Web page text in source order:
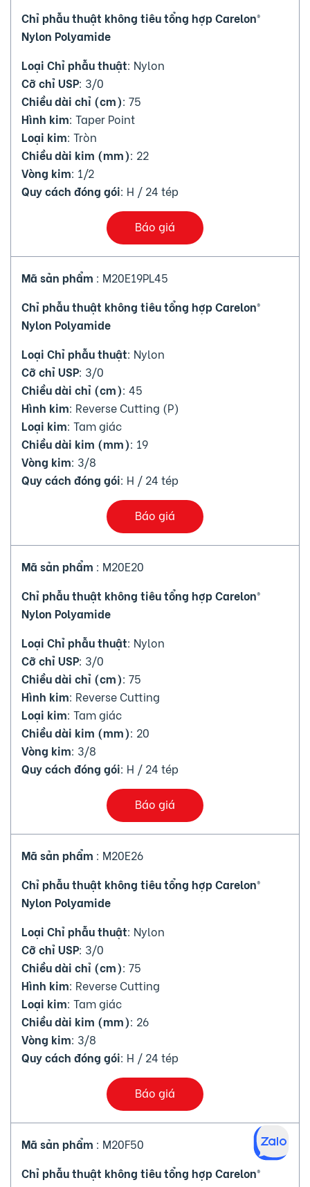
Chỉ phẫu thuật không tiêu tổng hợp Carelon®
Nylon Polyamide
Loại Chỉ phẫu thuật: Nylon
Cỡ chỉ USP: 3/0
Chiều dài chỉ (cm): 75
Hình kim: Taper Point
Loại kim: Tròn
Chiều dài kim (mm): 22
Vòng kim: 1/2
Quy cách đóng gói: H / 24 tép
Báo giá
Mã sản phẩm : M20E19PL45
Chỉ phẫu thuật không tiêu tổng hợp Carelon®
Nylon Polyamide
Loại Chỉ phẫu thuật: Nylon
Cỡ chỉ USP: 3/0
Chiều dài chỉ (cm): 45
Hình kim: Reverse Cutting (P)
Loại kim: Tam giác
Chiều dài kim (mm): 19
Vòng kim: 3/8
Quy cách đóng gói: H / 24 tép
Báo giá
Mã sản phẩm : M20E20
Chỉ phẫu thuật không tiêu tổng hợp Carelon®
Nylon Polyamide
Loại Chỉ phẫu thuật: Nylon
Cỡ chỉ USP: 3/0
Chiều dài chỉ (cm): 75
Hình kim: Reverse Cutting
Loại kim: Tam giác
Chiều dài kim (mm): 20
Vòng kim: 3/8
Quy cách đóng gói: H / 24 tép
Báo giá
Mã sản phẩm : M20E26
Chỉ phẫu thuật không tiêu tổng hợp Carelon®
Nylon Polyamide
Loại Chỉ phẫu thuật: Nylon
Cỡ chỉ USP: 3/0
Chiều dài chỉ (cm): 75
Hình kim: Reverse Cutting
Loại kim: Tam giác
Chiều dài kim (mm): 26
Vòng kim: 3/8
Quy cách đóng gói: H / 24 tép
Báo giá
Mã sản phẩm : M20F50
Chỉ phẫu thuật không tiêu tổng hợp Carelon®